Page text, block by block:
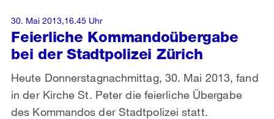
Feierliche Kommandoübergabe
bei der Stadtpolizei Zürich
Heute Donnerstagnachmittag, 30. Mai 2013, fand
in der Kirche St. Peter die feierliche Übergabe
des Kommandos der Stadtpolizei statt.
30. Mai 2013,16.45 Uhr